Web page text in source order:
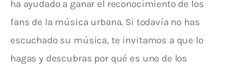
ha ayudado a ganar el reconocimiento de los
fans de la música urbana. Si todavía no has
escuchado su música, te invitamos a que lo
hagas y descubras por qué es uno de los